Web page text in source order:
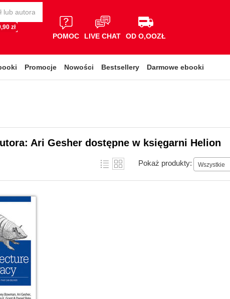
zł
POMOC LIVE CHAT OD O,OOZŁ
Promocje Nowości Bestsellery Darmowe ebooki
Ari Gesher dostępne w księgarni Helion
Pokaż produkty: Wszystkie